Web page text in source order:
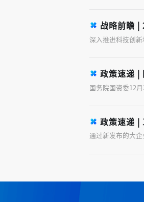
战略前瞻 |
政策速递 | 国资委
政策速递 | 工
通过新发布的大企